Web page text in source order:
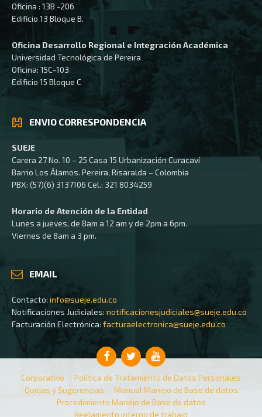
Oficina : 13B -206
Edificio 13 Bloque B.
Oficina Desarrollo Regional e Integración Académica
Universidad Tecnológica de Pereira
Oficina: 15C-103
Edificio 15 Bloque C
ENVIO CORRESPONDENCIA
SUEJE
Carera 27 No. 10 – 25 Casa 15 Urbanización Curacaví
Barrio Los Álamos. Pereira, Risaralda – Colombia
PBX: (57)(6) 3137106 Cel.: 321 8034259
Horario de Atención de la Entidad
Lunes a jueves, de 8am a 12 am y de 2pm a 6pm.
Viernes de 8am a 3 pm.
EMAIL
Contacto: info@sueje.edu.co
Notificaciones Judiciales: notificacionesjudiciales@sueje.edu.co
Facturación Electrónica: facturaelectronica@sueje.edu.co
Corporativo
Política de Tratamiento de Datos Personales
Quejas y Sugerencias
Manual Manejo de Base de datos
Procedimiento Manejo de Base de datos
Reglamento interno de trabajo